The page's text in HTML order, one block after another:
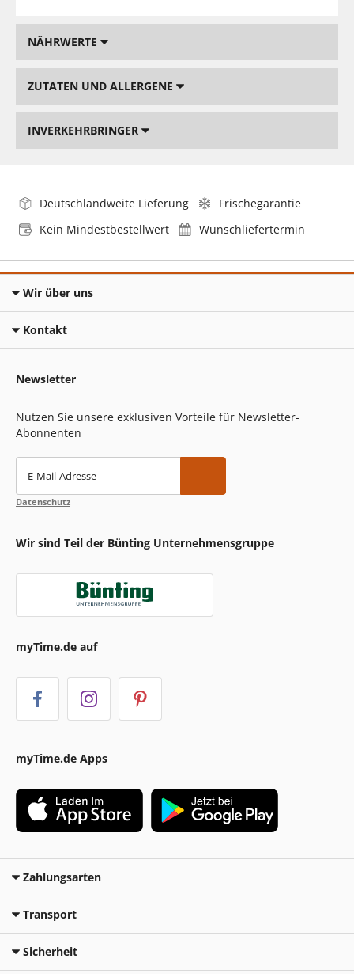
NÄHRWERTE
ZUTATEN UND ALLERGENE
INVERKEHRBRINGER
Deutschlandweite Lieferung
Frischegarantie
Kein Mindestbestellwert
Wunschliefertermin
Wir über uns
Kontakt
Newsletter
Nutzen Sie unsere exklusiven Vorteile für Newsletter-
Abonnenten
E-Mail-Adresse
Datenschutz
Wir sind Teil der Bünting Unternehmensgruppe
myTime.de auf
myTime.de Apps
Zahlungsarten
Transport
Sicherheit